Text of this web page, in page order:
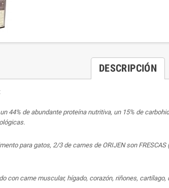
DESCRIPCIÓN
44% de abundante proteína nutritiva, un 15% de
para gatos, 2/3 de carnes de ORIJEN son
con carne muscular, hígado, corazón, riñones,